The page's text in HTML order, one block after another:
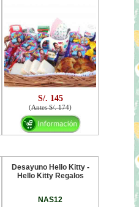
S/. 145
(Antes S/. 174)
Desayuno Hello Kitty -
Hello Kitty Regalos
NAS12